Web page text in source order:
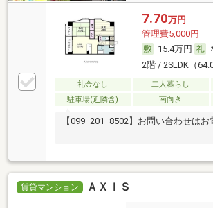
7.70万円
管理費5,000円
15.4万円
2階 / 2SLDK（
礼金なし 二人暮らし
駐車場(近隣含)
南向き
【099−201−8502】お問い合わせはお
賃貸マンション ＡＸＩＳ